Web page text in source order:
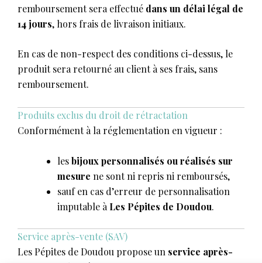
remboursement sera effectué dans un délai légal de
14 jours, hors frais de livraison initiaux.
En cas de non-respect des conditions ci-dessus, le
produit sera retourné au client à ses frais, sans
remboursement.
Produits exclus du droit de rétractation
Conformément à la réglementation en vigueur :
lesbijoux personnalisés ou réalisés sur
mesure ne sont ni repris ni remboursés,
sauf en cas d’erreur de personnalisation
imputable à Les Pépites de Doudou.
Service après-vente (SAV)
Les Pépites de Doudou propose un service après-